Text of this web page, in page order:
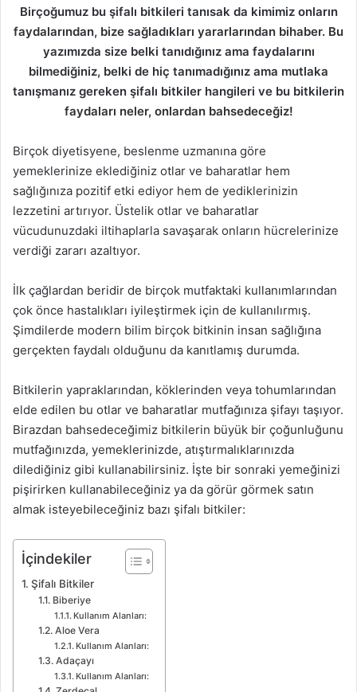
Birçoğumuz bu şifalı bitkileri tanısak da kimimiz onların
faydalarından, bize sağladıkları yararlarından bihaber. Bu
yazımızda size belki tanıdığınız ama faydalarını
bilmediğiniz, belki de hiç tanımadığınız ama mutlaka
tanışmanız gereken şifalı bitkiler hangileri ve bu bitkilerin
faydaları neler, onlardan bahsedeceğiz!
Birçok diyetisyene, beslenme uzmanına göre
yemeklerinize eklediğiniz otlar ve baharatlar hem
sağlığınıza pozitif etki ediyor hem de yediklerinizin
lezzetini artırıyor. Üstelik otlar ve baharatlar
vücudunuzdaki iltihaplarla savaşarak onların hücrelerinize
verdiği zararı azaltıyor.
İlk çağlardan beridir de birçok mutfaktaki kullanımlarından
çok önce hastalıkları iyileştirmek için de kullanılırmış.
Şimdilerde modern bilim birçok bitkinin insan sağlığına
gerçekten faydalı olduğunu da kanıtlamış durumda.
Bitkilerin yapraklarından, köklerinden veya tohumlarından
elde edilen bu otlar ve baharatlar mutfağınıza şifayı taşıyor.
Birazdan bahsedeceğimiz bitkilerin büyük bir çoğunluğunu
mutfağınızda, yemeklerinizde, atıştırmalıklarınızda
dilediğiniz gibi kullanabilirsiniz. İşte bir sonraki yemeğinizi
pişirirken kullanabileceğiniz ya da görür görmek satın
almak isteyebileceğiniz bazı şifalı bitkiler:
İçindekiler
Şifalı Bitkiler
Biberiye
Kullanım Alanları:
Aloe Vera
Kullanım Alanları:
Adaçayı
Kullanım Alanları: